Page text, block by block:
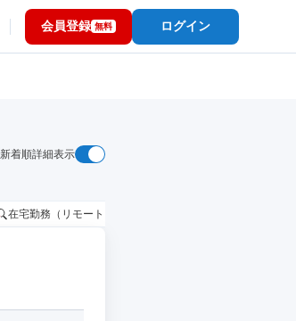
会員登録 無料 ログイン
新着順詳細表示
在宅勤務（リモートワーク）OK